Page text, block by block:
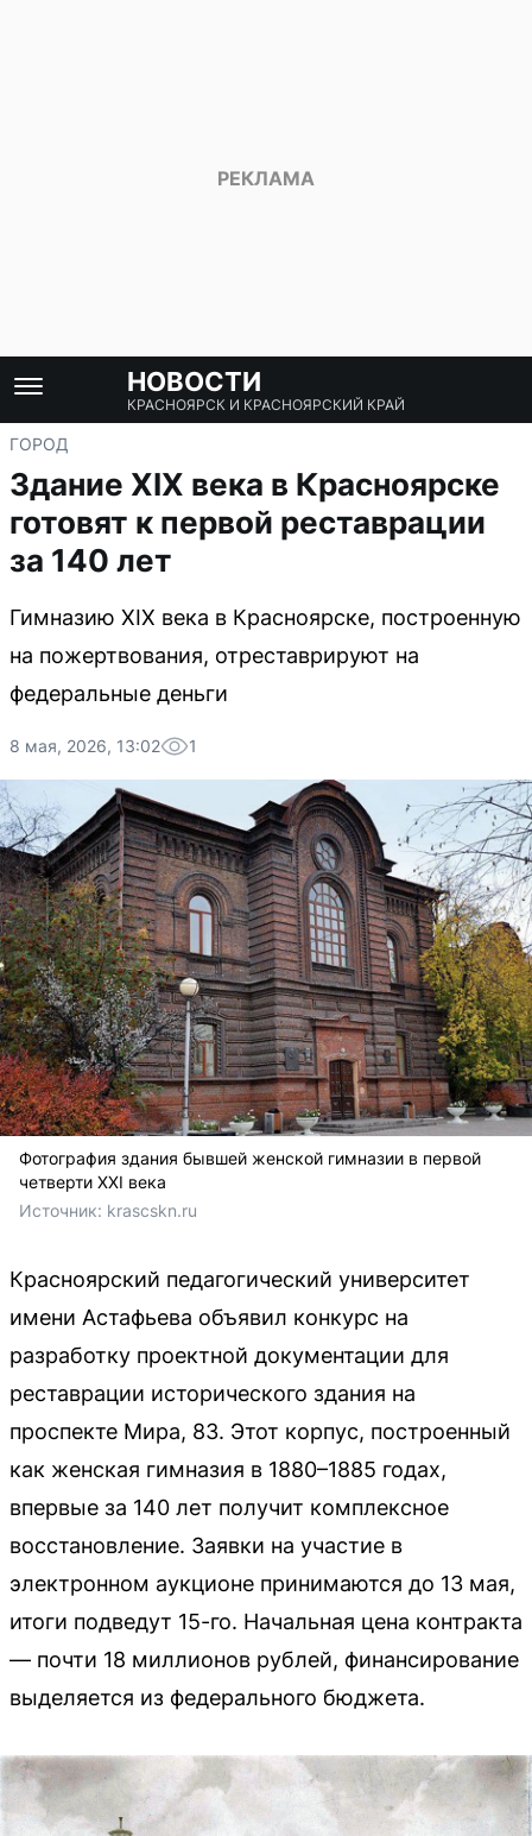
НОВОСТИ
КРАСНОЯРСК И КРАСНОЯРСКИЙ КРАЙ
ГОРОД
Здание XIX века в Красноярске
готовят к первой реставрации
за 140 лет
Гимназию XIX века в Красноярске, построенную
на пожертвования, отреставрируют на
федеральные деньги
8 мая, 2026, 13:02 1
Фотография здания бывшей женской гимназии в первой
четверти XXI века
Источник: krascskn.ru
Красноярский педагогический университет
имени Астафьева объявил конкурс на
разработку проектной документации для
реставрации исторического здания на
проспекте Мира, 83. Этот корпус, построенный
как женская гимназия в 1880–1885 годах,
впервые за 140 лет получит комплексное
восстановление. Заявки на участие в
электронном аукционе принимаются до 13 мая,
итоги подведут 15-го. Начальная цена контракта
— почти 18 миллионов рублей, финансирование
выделяется из федерального бюджета.